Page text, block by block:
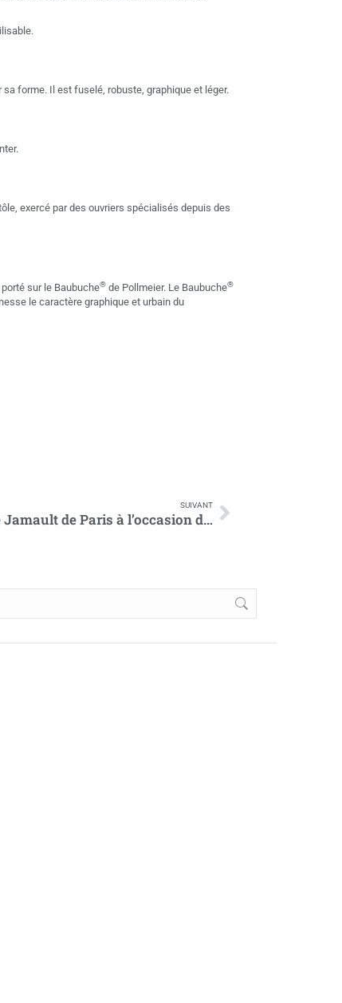
forme. Il est fuselé, robuste, graphique et léger.
exercé par des ouvriers spécialisés depuis des
sur le Baubuche® de Pollmeier. Le Baubuche®
le caractère graphique et urbain du
SUIVANT
Le « Pied PAPILLON » à la Galerie Jamault de Paris à l’occasion de la PARIS DESIGN WEEK 2018